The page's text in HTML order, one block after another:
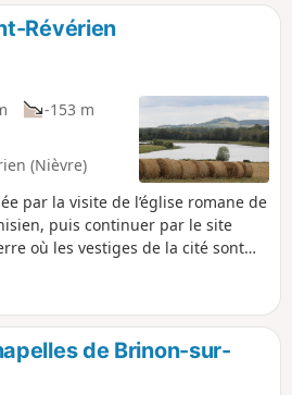
Révérien
-153 m
(Nièvre)
par la visite de l’église romane de
puis continuer par le site
où les vestiges de la cité sont
mire la butte de Montenoison, le
le village de Compierre, au
par un château avec un point
de celui-ci.de Brinon-sur-